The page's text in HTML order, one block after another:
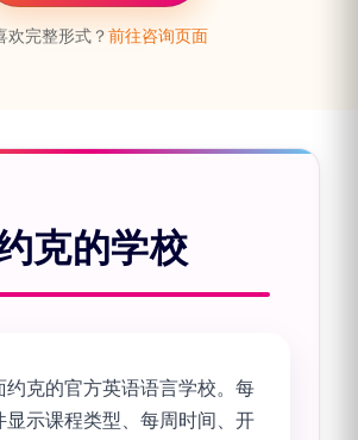
欢完整形式？前往咨询页面
克的学校
约克的官方英语语言学校。每
显示课程类型、每周时间、开